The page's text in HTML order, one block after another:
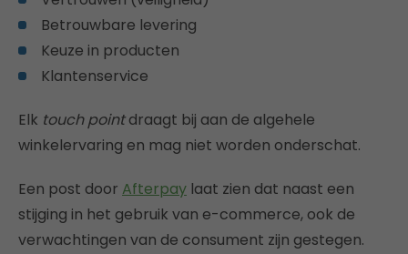
Betrouwbare levering
Keuze in producten
Klantenservice
Elk touch pointdraagt bij aan de algehele
winkelervaring en mag niet worden onderschat.
Een post door Afterpay laat zien dat naast een
stijging in het gebruik van e-commerce, ook de
verwachtingen van de consument zijn gestegen.